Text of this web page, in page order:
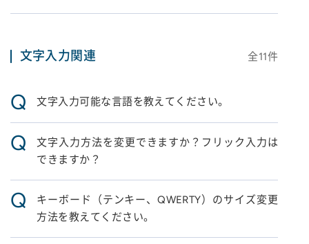
文字入力関連 全11件
Q 文字入力可能な言語を教えてください。
Q
文字入力方法を変更できますか？フリック入力は
できますか？
Q
キーボード（テンキー、QWERTY）のサイズ変更
方法を教えてください。